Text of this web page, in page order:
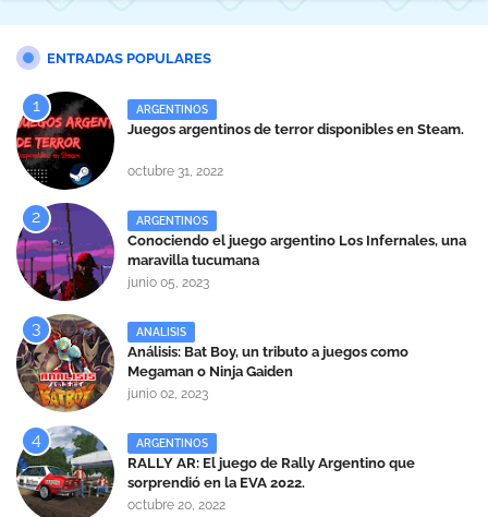
ENTRADAS POPULARES
ARGENTINOS
Juegos argentinos de terror disponibles en Steam.
octubre 31, 2022
ARGENTINOS
Conociendo el juego argentino Los Infernales, una
maravilla tucumana
junio 05, 2023
ANALISIS
Análisis: Bat Boy, un tributo a juegos como
Megaman o Ninja Gaiden
junio 02, 2023
ARGENTINOS
RALLY AR: El juego de Rally Argentino que
sorprendió en la EVA 2022.
octubre 20, 2022